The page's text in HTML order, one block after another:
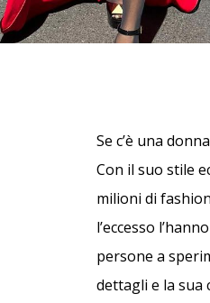
Se c’è una
Con il suo stile
milioni di
l’eccesso
persone a
dettagli e la sua